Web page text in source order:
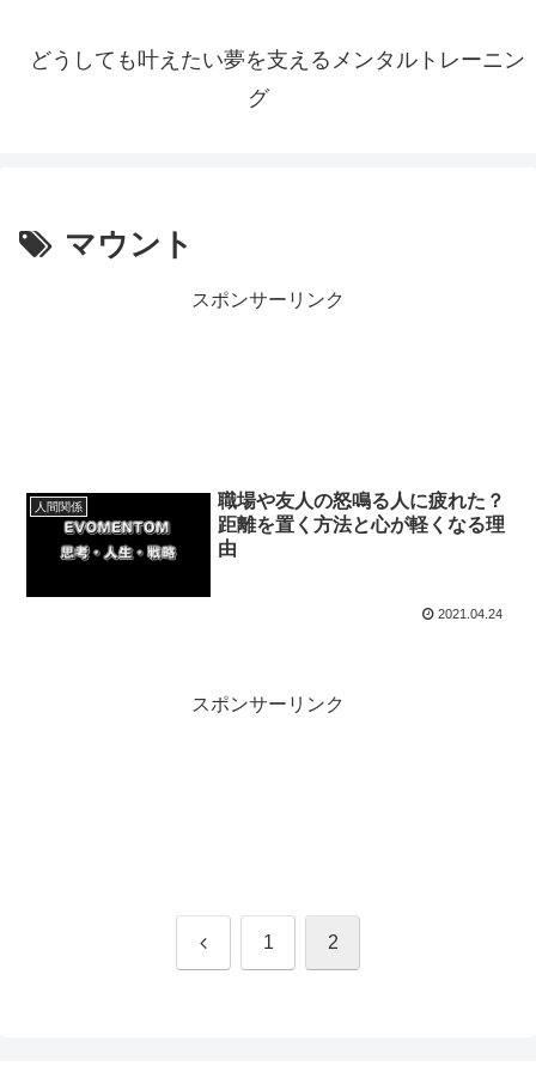
どうしても叶えたい夢を支えるメンタルトレーニン
グ
マウント
スポンサーリンク
人間関係
職場や友人の怒鳴る人に疲れた？
距離を置く方法と心が軽くなる理
由
2021.04.24
スポンサーリンク
前 1 2